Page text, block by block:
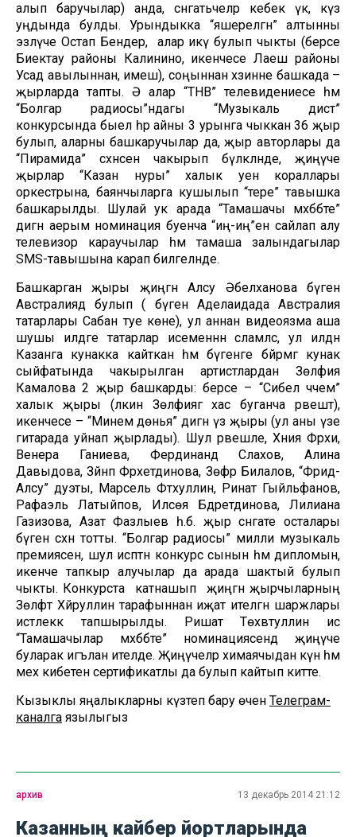
алып баручылар) анда, сәнгатьчеләр кебек үк, күз
уңдында булды. Урындыкка “яшерелгән” алтынны
эзләүче Остап Бендер, ә алар икәү булып чыкты (берсе
Биектау районы Калинино, икенчесе Лаеш районы
Усад авылыннан, имеш), соңыннан хәзинәне башкада –
җырларда тапты. Ә алар “ТНВ” телевидениесе һәм
“Болгар радиосы”ндагы “Музыкаль дистә”
конкурсында быел һәр айны 3 урынга чыккан 36 җыр
булып, аларны башкаручылар да, җыр авторлары да
“Пирамида” сәхнәсенә чакырып бүләкләнде, җиңүче
җырлар “Казан нуры” халык уен кораллары
оркестрына, баянчыларга кушылып “тере” тавышка
башкарылды. Шулай ук арада “Тамашачы мәхәббәте”
дигән аерым номинация буенча “иң-иң”ен сайлап алу
телевизор караучылар һәм тамаша залындагылар
SMS-тавышына карап билгеләнде.
Башкарган җыры җиңгән Алсу Әбелханова бүген
Австралиядә булып (ә бүген Аделаидада Австралия
татарлары Сабан туе көне), ул аннан видеоязма аша
шушы илдәге татарлар исеменнән сәламләсә, ул илдән
Казанга кунакка кайткан һәм бүгенге бәйрәмгә кунак
сыйфатында чакырылган артистлардан Зөлфия
Камалова 2 җыр башкарды: берсе – “Сибелә чәчем”
халык җыры (ләкин Зөлфиягә хас буганча рәвештә),
икенчесе – “Минем дөнья” дигән үз җыры (ул аны үзе
гитарада уйнап җырлады). Шул рәвешле, Хәния Фәрхи,
Венера Ганиева, Фердинанд Сәлахов, Алина
Давыдова, Зәйнәп Фәрхетдинова, Зөфәр Билалов, “Фәридә-
Алсу” дуэты, Марсель Фәтхуллин, Ринат Гыйльфанов,
Рафаэль Латыйпов, Илсөя Бәдретдинова, Лилиана
Газизова, Азат Фазлыев һ.б. җыр сәнгате осталары
бүген сәхнә тотты. “Болгар радиосы” милли музыкаль
премиясен, шул исәптән конкурс сынын һәм дипломын,
икенче тапкыр алучылар да арада шактый булып
чыкты. Конкурста катнашып җиңгән җырчыларның
Зөлфәт Хәйруллин тарафыннан иҗат ителгән шаржлары
истәлеккә тапшырылды. Ришат Төхвәтуллин исә
“Тамашачылар мәхәббәте” номинациясендә җиңүче
буларак игълан ителде. Җиңүчеләр химаячыдан күн һәм
мех кибетенә сертификатлы да булып кайтып китте.
Кызыклы яңалыкларны күзәтеп бару өчен Телеграм-
каналга язылыгыз
архив 13 декабрь 2014 21:12
Казанның кайбер йортларында